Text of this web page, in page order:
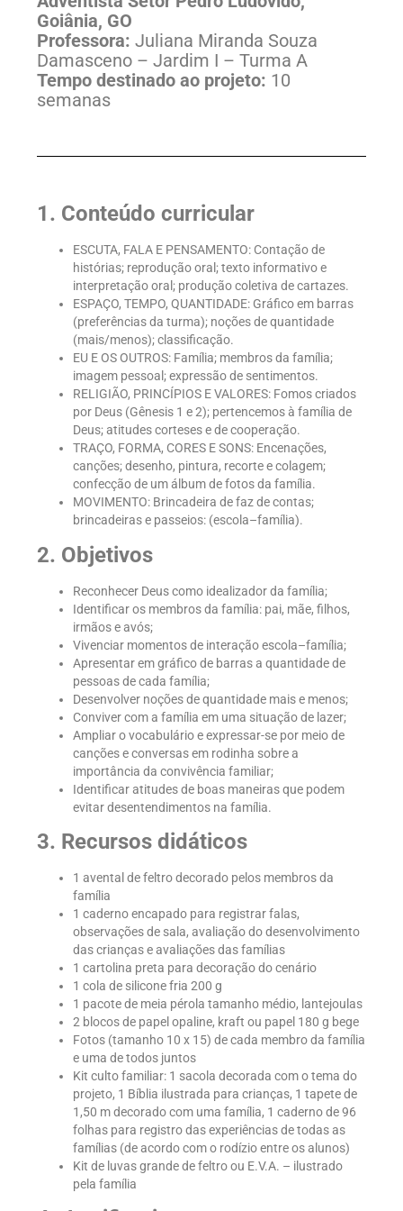
Goiânia, GO
Professora: Juliana Miranda Souza
Damasceno – Jardim I – Turma A
Tempo destinado ao projeto: 10
semanas
1. Conteúdo curricular
ESCUTA, FALA E PENSAMENTO: Contação de
histórias; reprodução oral; texto informativo e
interpretação oral; produção coletiva de cartazes.
ESPAÇO, TEMPO, QUANTIDADE: Gráfico em barras
(preferências da turma); noções de quantidade
(mais/menos); classificação.
EU E OS OUTROS: Família; membros da família;
imagem pessoal; expressão de sentimentos.
RELIGIÃO, PRINCÍPIOS E VALORES: Fomos criados
por Deus (Gênesis 1 e 2); pertencemos à família de
Deus; atitudes corteses e de cooperação.
TRAÇO, FORMA, CORES E SONS: Encenações,
canções; desenho, pintura, recorte e colagem;
confecção de um álbum de fotos da família.
MOVIMENTO: Brincadeira de faz de contas;
brincadeiras e passeios: (escola–família).
2. Objetivos
Reconhecer Deus como idealizador da família;
Identificar os membros da família: pai, mãe, filhos,
irmãos e avós;
Vivenciar momentos de interação escola–família;
Apresentar em gráfico de barras a quantidade de
pessoas de cada família;
Desenvolver noções de quantidade mais e menos;
Conviver com a família em uma situação de lazer;
Ampliar o vocabulário e expressar-se por meio de
canções e conversas em rodinha sobre a
importância da convivência familiar;
Identificar atitudes de boas maneiras que podem
evitar desentendimentos na família.
3. Recursos didáticos
1 avental de feltro decorado pelos membros da
família
1 caderno encapado para registrar falas,
observações de sala, avaliação do desenvolvimento
das crianças e avaliações das famílias
1 cartolina preta para decoração do cenário
1 cola de silicone fria 200 g
1 pacote de meia pérola tamanho médio, lantejoulas
2 blocos de papel opaline, kraft ou papel 180 g bege
Fotos (tamanho 10 x 15) de cada membro da família
e uma de todos juntos
Kit culto familiar: 1 sacola decorada com o tema do
projeto, 1 Bíblia ilustrada para crianças, 1 tapete de
1,50 m decorado com uma família, 1 caderno de 96
folhas para registro das experiências de todas as
famílias (de acordo com o rodízio entre os alunos)
Kit de luvas grande de feltro ou E.V.A. – ilustrado
pela família